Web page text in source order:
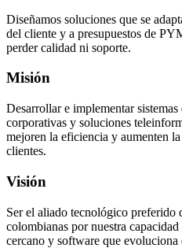
Diseñamos soluciones que se
del cliente y a presupuestos de
perder calidad ni soporte.
Misión
Desarrollar e implementar
corporativas y soluciones
mejoren la eficiencia y aumenten
clientes.
Visión
Ser el aliado tecnológico preferido
colombianas por nuestra
cercano y software que evoluciona